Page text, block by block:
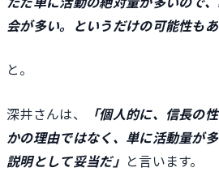
会が多い。というだけの可能性も
と。
深井さんは、
「個人的に、信長の
かの理由ではなく、単に活動量が
説明として妥当だ」 と言います。